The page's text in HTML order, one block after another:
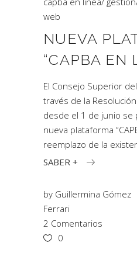
web
NUEVA
“CAPBA EN
El Consejo Superior
través de la
desde el 1 de junio se
nueva plataforma
reemplazo de la
SABER +
by Guillermina Gómez
Ferrari
2 Comentarios
0